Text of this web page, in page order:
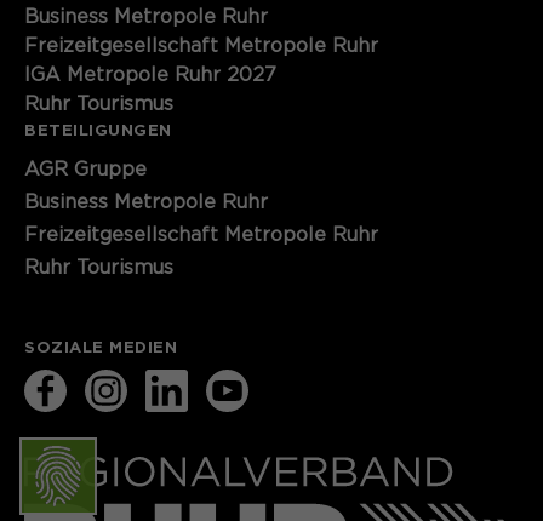
Business Metropole Ruhr
Freizeitgesellschaft Metropole Ruhr
IGA Metropole Ruhr 2027
Ruhr Tourismus
BETEILIGUNGEN
AGR Gruppe
Business Metropole Ruhr
Freizeitgesellschaft Metropole Ruhr
Ruhr Tourismus
SOZIALE MEDIEN